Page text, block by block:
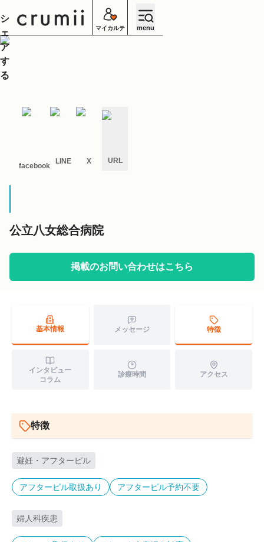
マイカルテ menu
公立八女総合病院
掲載のお問い合わせはこちら
基本情報 メッセージ 特徴
インタビュー
コラム
診療時間 アクセス
特徴
避妊・アフターピル
アフターピル取扱あり アフターピル予約不要
婦人科疾患
シ
ェ
ア
す
る
facebook
LINE X URL